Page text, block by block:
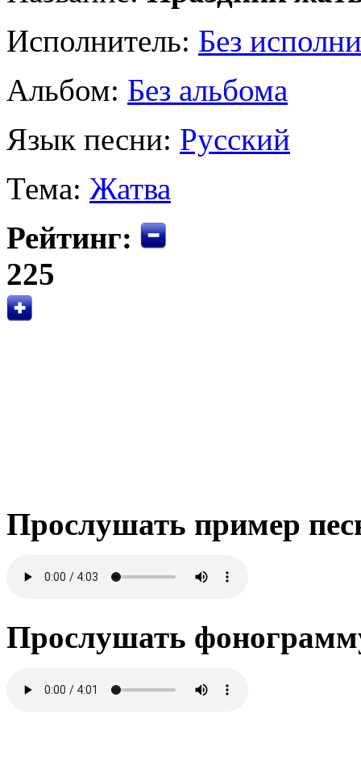
Исполнитель: Без
Альбом: Без альбома
Язык песни: Русский
Тема: Жатва
Рейтинг:
225
Прослушать пример
Прослушать